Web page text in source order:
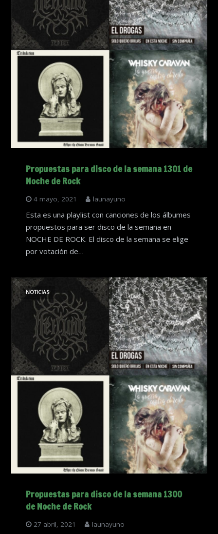
Propuestas para disco de la semana 1301 de
Noche de Rock
4 mayo, 2021 launayuno
Esta es una playlist con canciones de los álbumes
propuestos para ser disco de la semana en
NOCHE DE ROCK. El disco de la semana se elige
por votación de…
Propuestas para disco de la semana 1300
de Noche de Rock
27 abril, 2021 launayuno
NOTICIAS